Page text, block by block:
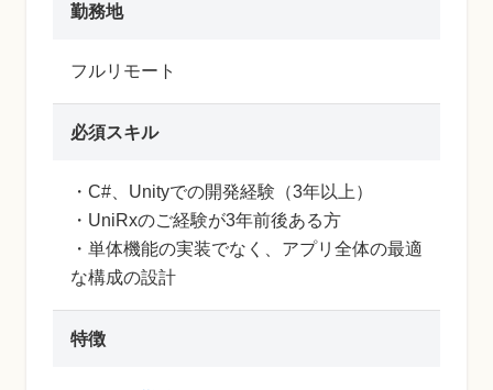
勤務地
フルリモート
必須スキル
・C#、Unityでの開発経験（3年以上）
・UniRxのご経験が3年前後ある方
・単体機能の実装でなく、アプリ全体の最適
な構成の設計
特徴